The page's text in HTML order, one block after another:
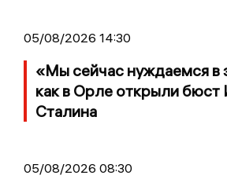
05/08/2026 14:30
«Мы сейчас нуждаемся в
как в Орле открыли
Сталина
05/08/2026 08:30